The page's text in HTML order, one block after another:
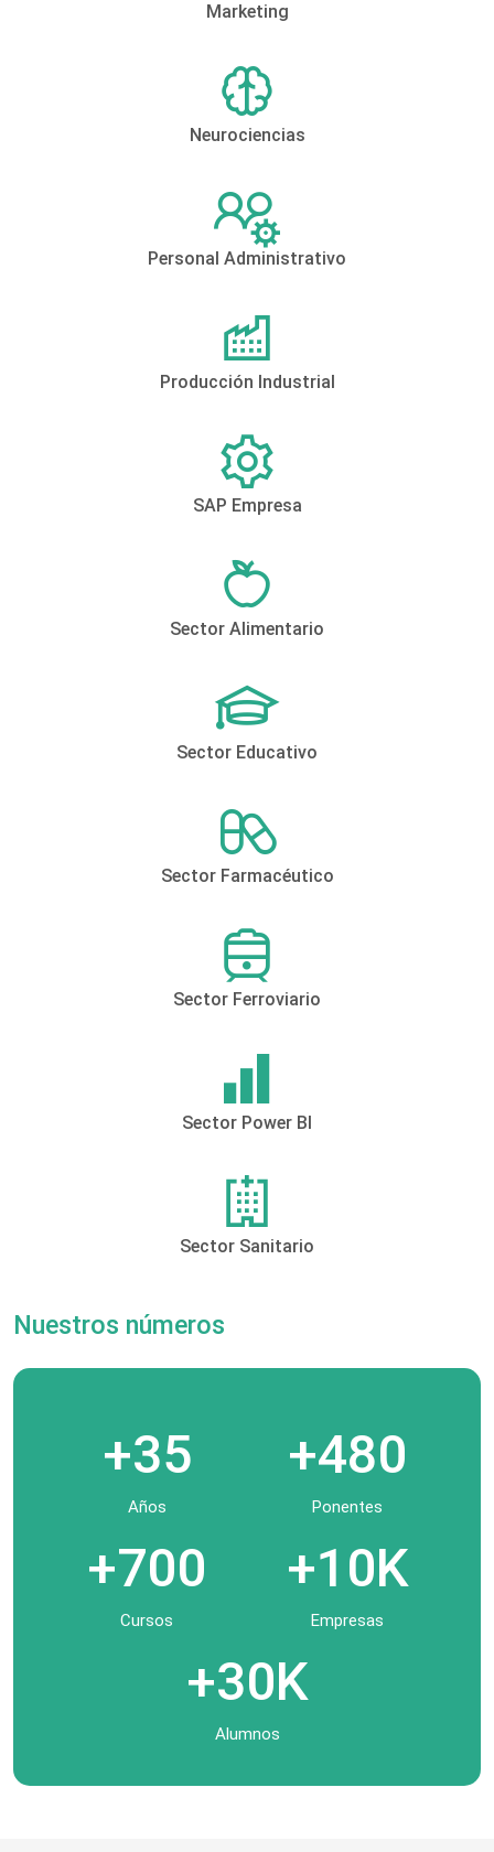
Marketing
Neurociencias
Personal Administrativo
Producción Industrial
SAP Empresa
Sector Alimentario
Sector Educativo
Sector Farmacéutico
Sector Ferroviario
Sector Power BI
Sector Sanitario
Nuestros números
+35
Años
+480
Ponentes
+700
Cursos
+10K
Empresas
+30K
Alumnos